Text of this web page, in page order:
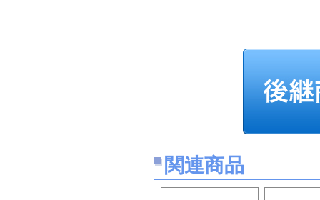
関連商品